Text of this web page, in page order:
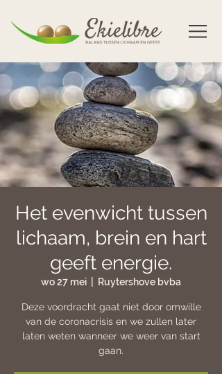
Het evenwicht tussen
lichaam, brein en hart
geeft energie.
wo 27 mei Ruytershove bvba
Deze voordracht gaat niet door omwille
van de coronacrisis en we zullen later
laten weten wanneer we weer van start
gaan.